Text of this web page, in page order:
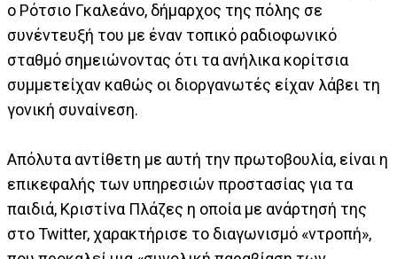
ο Ρότσιο Γκαλεάνο, δήμαρχος της πόλης σε
συνέντευξή του με έναν τοπικό ραδιοφωνικό
σταθμό σημειώνοντας ότι τα ανήλικα κορίτσια
συμμετείχαν καθώς οι διοργανωτές είχαν λάβει τη
γονική συναίνεση.
Απόλυτα αντίθετη με αυτή την πρωτοβουλία, είναι η
επικεφαλής των υπηρεσιών προστασίας για τα
παιδιά, Κριστίνα Πλάζες η οποία με ανάρτησή της
στο Twitter, χαρακτήρισε το διαγωνισμό «ντροπή»,